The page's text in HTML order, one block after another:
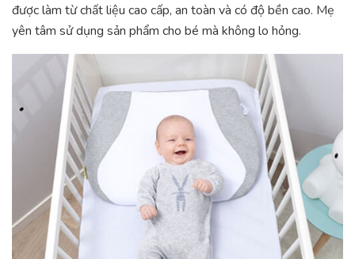
được làm từ chất liệu cao cấp, an toàn và có độ bền cao. Mẹ
yên tâm sử dụng sản phẩm cho bé mà không lo hỏng.